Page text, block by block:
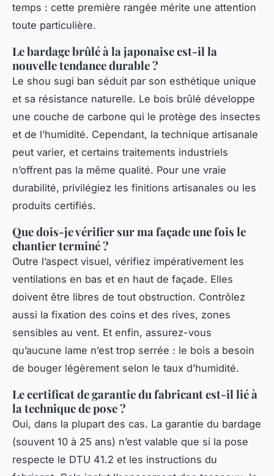
temps : cette première rangée mérite une attention
toute particulière.
Le bardage brûlé à la japonaise est-il la
nouvelle tendance durable ?
Le shou sugi ban séduit par son esthétique unique
et sa résistance naturelle. Le bois brûlé développe
une couche de carbone qui le protège des insectes
et de l’humidité. Cependant, la technique artisanale
peut varier, et certains traitements industriels
n’offrent pas la même qualité. Pour une vraie
durabilité, privilégiez les finitions artisanales ou les
produits certifiés.
Que dois-je vérifier sur ma façade une fois le
chantier terminé ?
Outre l’aspect visuel, vérifiez impérativement les
ventilations en bas et en haut de façade. Elles
doivent être libres de tout obstruction. Contrôlez
aussi la fixation des coins et des rives, zones
sensibles au vent. Et enfin, assurez-vous
qu’aucune lame n’est trop serrée : le bois a besoin
de bouger légèrement selon le taux d’humidité.
Le certificat de garantie du fabricant est-il lié à
la technique de pose ?
Oui, dans la plupart des cas. La garantie du bardage
(souvent 10 à 25 ans) n’est valable que si la pose
respecte le DTU 41.2 et les instructions du